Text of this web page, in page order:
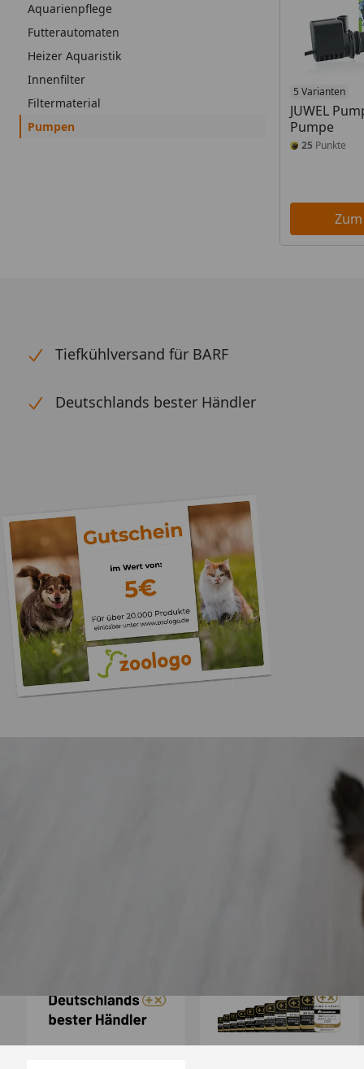
Aquarienpflege
Futterautomaten
Heizer Aquaristik
Innenfilter
Filtermaterial
Pumpen
5 Varianten
JUWEL
Pumpe
25 Punkte
Tiefkühlversand für BARF
Deutschlands bester Händler
„Gute
Zoologo,schnelle
top“